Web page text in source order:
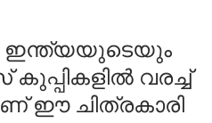
ഇന്ത്യയുടെയും
വരച്ച്
ഈ ചിത്രകാരി